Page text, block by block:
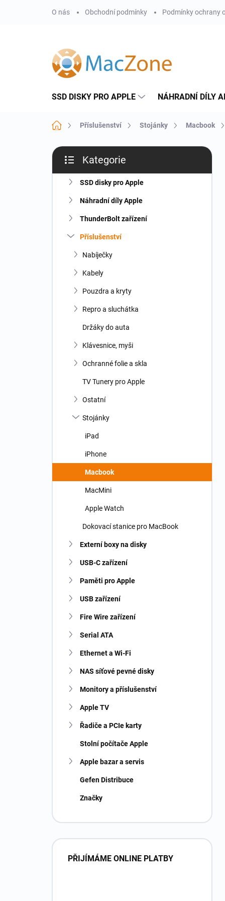
O nás Obchodní podmínky Podmínky ochrany
SSD DISKY PRO APPLE NÁHRADNÍ DÍLY
Domů Příslušenství Stojánky Macbook
P
s
kategorie
Kategorie
SSD disky pro Apple
Náhradní díly Apple
ThunderBolt zařízení
Příslušenství
Nabíječky
Kabely
Pouzdra a kryty
Repro a sluchátka
Držáky do auta
Klávesnice, myši
Ochranné folie a skla
TV Tunery pro Apple
Ostatní
Stojánky
iPad
iPhone
Macbook
MacMini
Apple Watch
Dokovací stanice pro MacBook
Externí boxy na disky
USB-C zařízení
Paměti pro Apple
USB zařízení
Fire Wire zařízení
Serial ATA
Ethernet a Wi-Fi
NAS síťové pevné disky
Monitory a příslušenství
Apple TV
Řadiče a PCIe karty
Stolní počítače Apple
Apple bazar a servis
Gefen Distribuce
Značky
PŘIJÍMÁME ONLINE PLATBY